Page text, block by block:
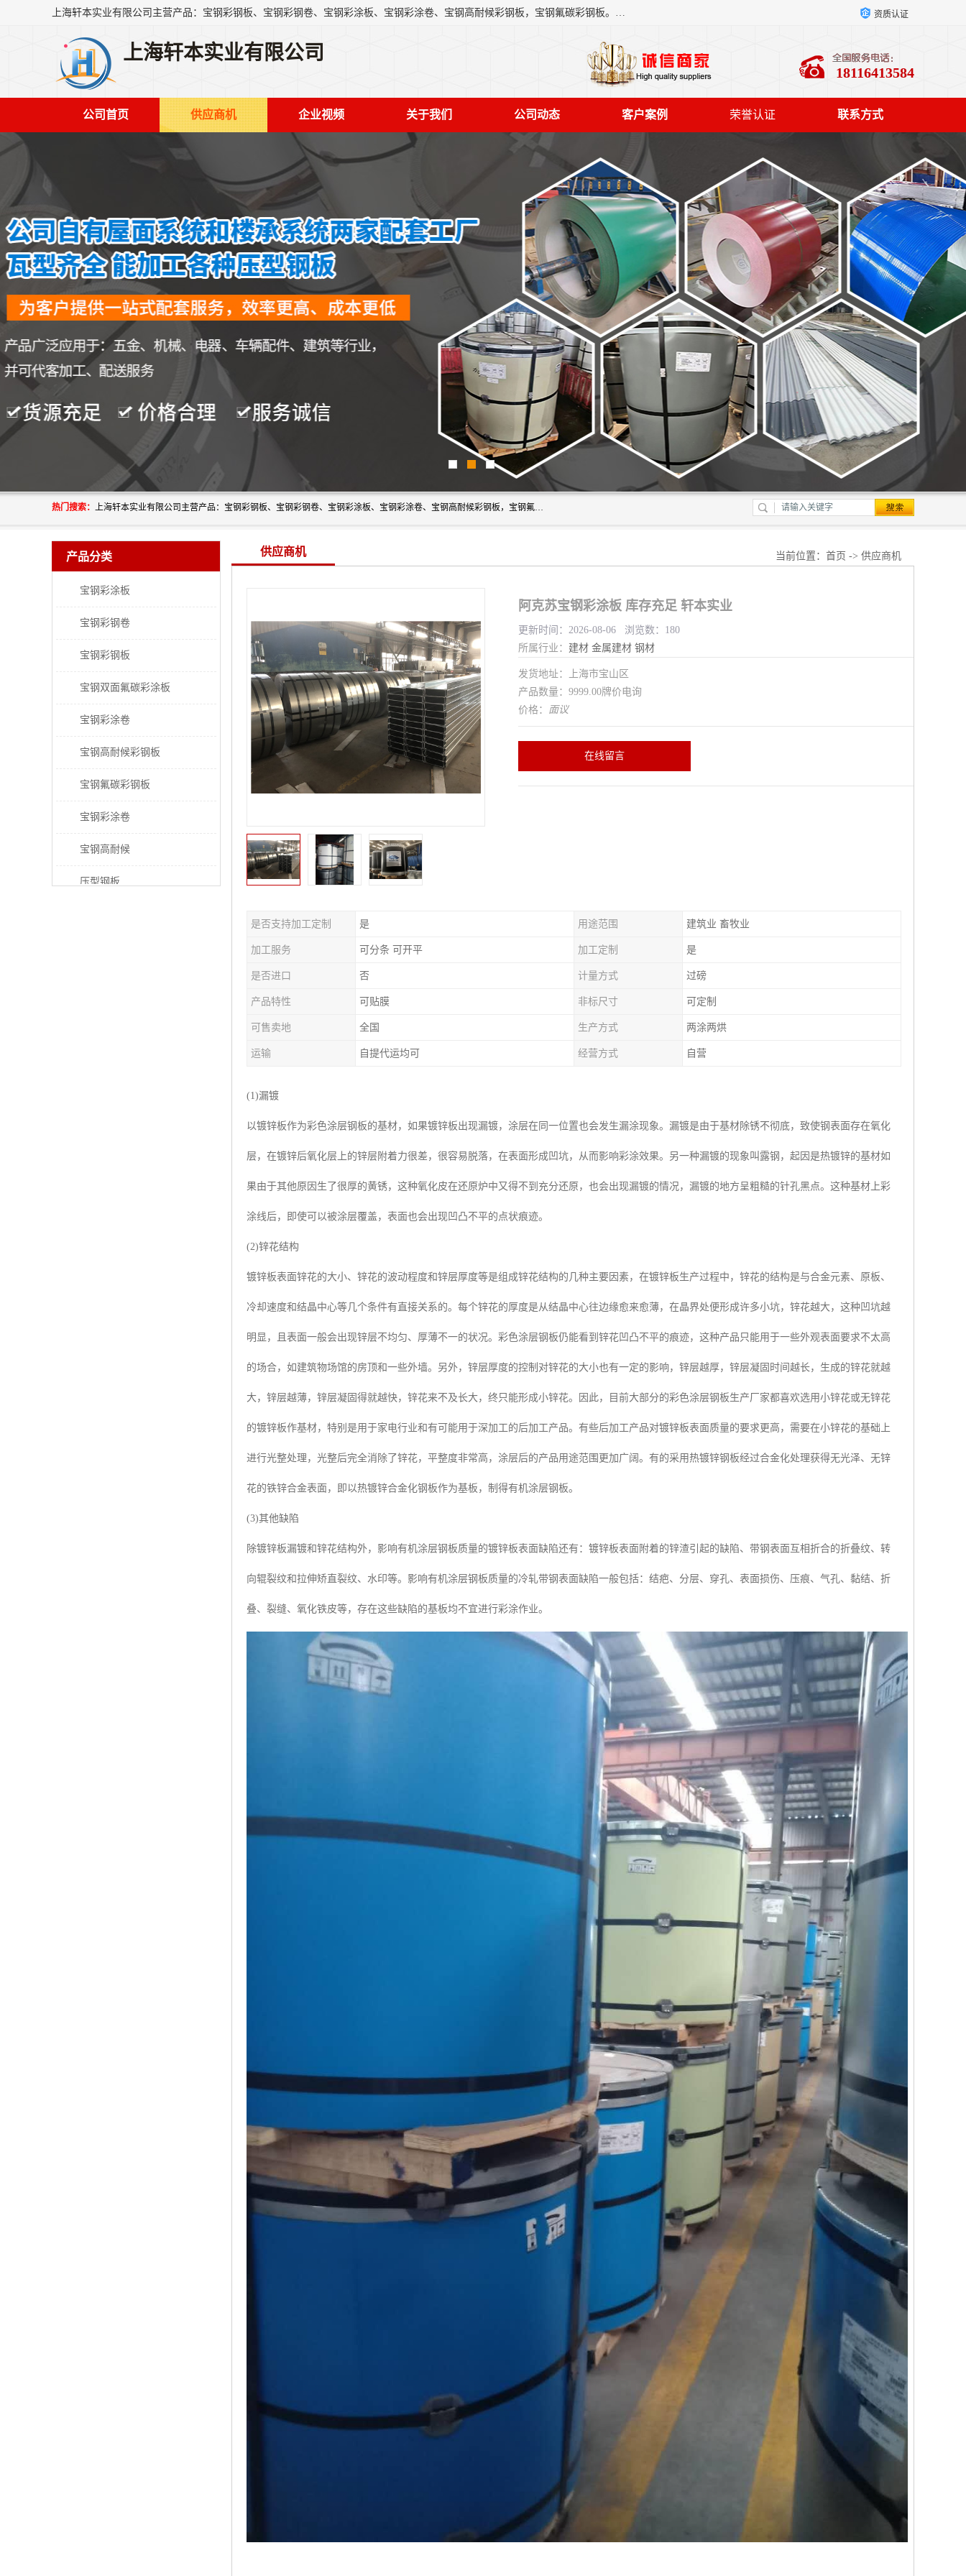
上海轩本实业有限公司主营产品：宝钢彩钢板、宝钢彩钢卷、宝钢彩涂板、宝钢彩涂卷、宝钢高耐候彩钢板，宝钢氟碳彩钢板。是一家集钢铁贸易，物流、加工为一体的产业全配套公司。 资质认证
上海轩本实业有限公司
18116413584
公司首页 供应商机 企业视频 关于我们 公司动态 客户案例 荣誉认证 联系方式
热门搜索： 上海轩本实业有限公司主营产品：宝钢彩钢板、宝钢彩钢卷、宝钢彩涂板、宝钢彩涂卷、宝钢高耐候彩钢板，宝钢氟碳彩钢板。是一家集钢铁贸易，物流、加工为一体的产业全配套公司。
产品分类
宝钢彩涂板
宝钢彩钢卷
宝钢彩钢板
宝钢双面氟碳彩涂板
宝钢彩涂卷
宝钢高耐候彩钢板
宝钢氟碳彩钢板
宝钢彩涂卷
宝钢高耐候
压型钢板
供应商机 当前位置： 首页 -> 供应商机
阿克苏宝钢彩涂板 库存充足 轩本实业
更新时间：2026-08-06 浏览数：180
所属行业： 建材 金属建材 钢材
发货地址：上海市宝山区
产品数量：9999.00牌价电询
价格： 面议
在线留言
是否支持加工定制 是 用途范围 建筑业 畜牧业
加工服务 可分条 可开平 加工定制 是
是否进口 否 计量方式 过磅
产品特性 可贴膜 非标尺寸 可定制
可售卖地 全国 生产方式 两涂两烘
运输 自提代运均可 经营方式 自营
(1)漏镀
以镀锌板作为彩色涂层钢板的基材，如果镀锌板出现漏镀，涂层在同一位置也会发生漏涂现象。漏镀是由于基材除锈不彻底，致使钢表面存在氧化
层，在镀锌后氧化层上的锌层附着力很差，很容易脱落，在表面形成凹坑，从而影响彩涂效果。另一种漏镀的现象叫露钢，起因是热镀锌的基材如
果由于其他原因生了很厚的黄锈，这种氧化皮在还原炉中又得不到充分还原，也会出现漏镀的情况，漏镀的地方呈粗糙的针孔黑点。这种基材上彩
涂线后，即使可以被涂层覆盖，表面也会出现凹凸不平的点状痕迹。
(2)锌花结构
镀锌板表面锌花的大小、锌花的波动程度和锌层厚度等是组成锌花结构的几种主要因素，在镀锌板生产过程中，锌花的结构是与合金元素、原板、
冷却速度和结晶中心等几个条件有直接关系的。每个锌花的厚度是从结晶中心往边缘愈来愈薄，在晶界处便形成许多小坑，锌花越大，这种凹坑越
明显，且表面一般会出现锌层不均匀、厚薄不一的状况。彩色涂层钢板仍能看到锌花凹凸不平的痕迹，这种产品只能用于一些外观表面要求不太高
的场合，如建筑物场馆的房顶和一些外墙。另外，锌层厚度的控制对锌花的大小也有一定的影响，锌层越厚，锌层凝固时间越长，生成的锌花就越
大，锌层越薄，锌层凝固得就越快，锌花来不及长大，终只能形成小锌花。因此，目前大部分的彩色涂层钢板生产厂家都喜欢选用小锌花或无锌花
的镀锌板作基材，特别是用于家电行业和有可能用于深加工的后加工产品。有些后加工产品对镀锌板表面质量的要求更高，需要在小锌花的基础上
进行光整处理，光整后完全消除了锌花，平整度非常高，涂层后的产品用途范围更加广阔。有的采用热镀锌钢板经过合金化处理获得无光泽、无锌
花的铁锌合金表面，即以热镀锌合金化钢板作为基板，制得有机涂层钢板。
(3)其他缺陷
除镀锌板漏镀和锌花结构外，影响有机涂层钢板质量的镀锌板表面缺陷还有：镀锌板表面附着的锌渣引起的缺陷、带钢表面互相折合的折叠纹、转
向辊裂纹和拉伸矫直裂纹、水印等。影响有机涂层钢板质量的冷轧带钢表面缺陷一般包括：结疤、分层、穿孔、表面损伤、压痕、气孔、黏结、折
叠、裂缝、氧化铁皮等，存在这些缺陷的基板均不宜进行彩涂作业。